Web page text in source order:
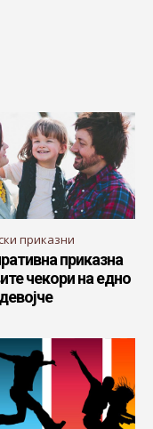
приказни
приказна
чекори на едно